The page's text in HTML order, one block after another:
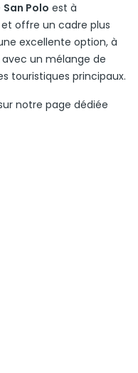
San Polo est à
offre un cadre plus
excellente option, à
avec un mélange de
touristiques principaux.
notre page dédiée